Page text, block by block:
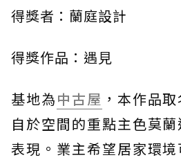
得獎者：蘭庭設計
得獎作品：遇見
基地為中古屋 ，本作品
自於空間的重點主色莫
表現。業主希望居家環